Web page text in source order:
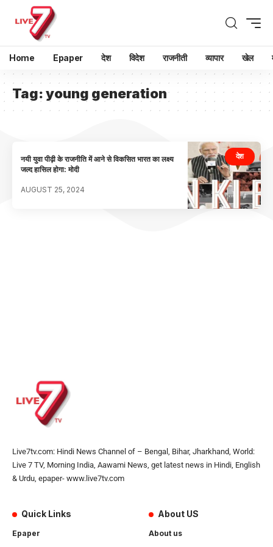
Home Epaper देश विदेश राजनीती व्यापार खेल
Tag:young generation
देश
नयी युवा पीढ़ी के राजनीति में आने से विकसित भारत का लक्ष्य
जल्द हासिल होगा: मोदी
AUGUST 25, 2024
Live7tv.com: Hindi News Channel of – Bengal, Bihar, Jharkhand, World:
Live 7 TV, Morning India, Aawami News, get latest news in Hindi, English
& Urdu, epaper- www.live7tv.com
Quick Links
Epaper
About US
About us